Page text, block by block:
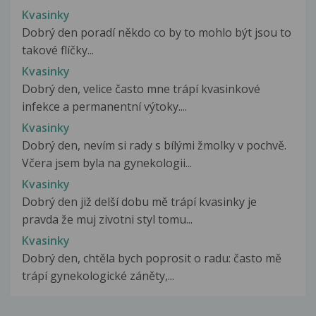
Kvasinky
Dobrý den poradí někdo co by to mohlo být jsou to
takové flíčky...
Kvasinky
Dobrý den, velice často mne trápí kvasinkové
infekce a permanentní výtoky....
Kvasinky
Dobrý den, nevím si rady s bílými žmolky v pochvě.
Včera jsem byla na gynekologii...
Kvasinky
Dobrý den již delší dobu mě trápí kvasinky je
pravda že muj zivotni styl tomu...
Kvasinky
Dobrý den, chtěla bych poprosit o radu: často mě
trápí gynekologické záněty,...